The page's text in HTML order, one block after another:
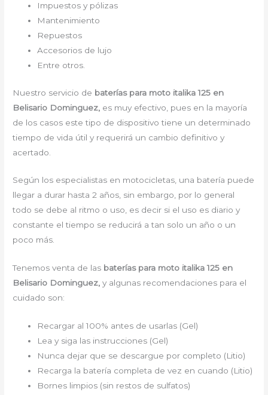
Impuestos y pólizas
Mantenimiento
Repuestos
Accesorios de lujo
Entre otros.
Nuestro servicio de baterías para moto italika 125 en
Belisario Dominguez, es muy efectivo, pues en la mayoría
de los casos este tipo de dispositivo tiene un determinado
tiempo de vida útil y requerirá un cambio definitivo y
acertado.
Según los especialistas en motocicletas, una batería puede
llegar a durar hasta 2 años, sin embargo, por lo general
todo se debe al ritmo o uso, es decir si el uso es diario y
constante el tiempo se reducirá a tan solo un año o un
poco más.
Tenemos venta de las baterías para moto italika 125 en
Belisario Dominguez,y algunas recomendaciones para el
cuidado son:
Recargar al 100% antes de usarlas (Gel)
Lea y siga las instrucciones (Gel)
Nunca dejar que se descargue por completo (Litio)
Recarga la batería completa de vez en cuando (Litio)
Bornes limpios (sin restos de sulfatos)